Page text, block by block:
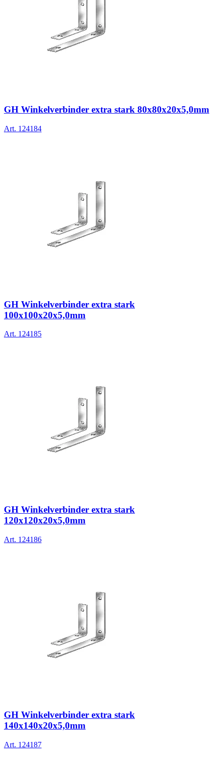
GH Winkelverbinder extra stark 80x80x20x5,0mm
Art. 124184
GH Winkelverbinder extra stark
100x100x20x5,0mm
Art. 124185
GH Winkelverbinder extra stark
120x120x20x5,0mm
Art. 124186
GH Winkelverbinder extra stark
140x140x20x5,0mm
Art. 124187